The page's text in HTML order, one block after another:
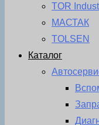
TOR
МАСТАК
TOLSEN
Каталог